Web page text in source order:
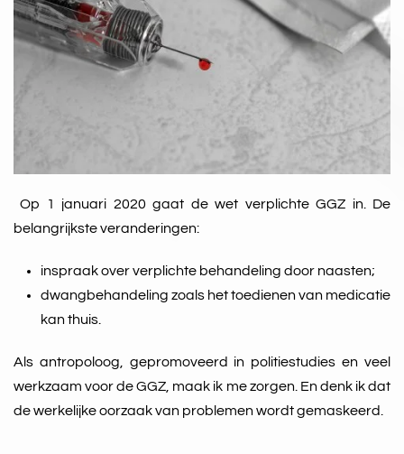
Op 1 januari 2020 gaat de wet verplichte GGZ in. De
belangrijkste veranderingen:
inspraak over verplichte behandeling door naasten;
dwangbehandeling zoals het toedienen van medicatie
kan thuis.
Als antropoloog, gepromoveerd in politiestudies en veel
werkzaam voor de GGZ, maak ik me zorgen. En denk ik dat
de werkelijke oorzaak van problemen wordt gemaskeerd.